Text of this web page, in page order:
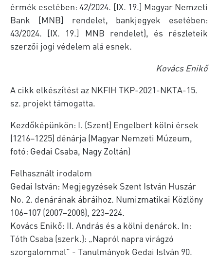
érmék esetében: 42/2024. [IX. 19.] Magyar Nemzeti
Bank [MNB] rendelet, bankjegyek esetében:
43/2024. [IX. 19.] MNB rendelet), és részleteik
szerzői jogi védelem alá esnek.
Kovács Enikő
A cikk elkészítést az NKFIH TKP-2021-NKTA-15.
sz. projekt támogatta.
Kezdőképünkön: I. (Szent) Engelbert kölni érsek
(1216–1225) dénárja (Magyar Nemzeti Múzeum,
fotó: Gedai Csaba, Nagy Zoltán)
Felhasznált irodalom
Gedai István: Megjegyzések Szent István Huszár
No. 2. denárának ábráihoz. Numizmatikai Közlöny
106–107 (2007–2008), 223–224.
Kovács Enikő: II. András és a kölni denárok. In:
Tóth Csaba (szerk.): „Napról napra virágzó
szorgalommal” - Tanulmányok Gedai István 90.